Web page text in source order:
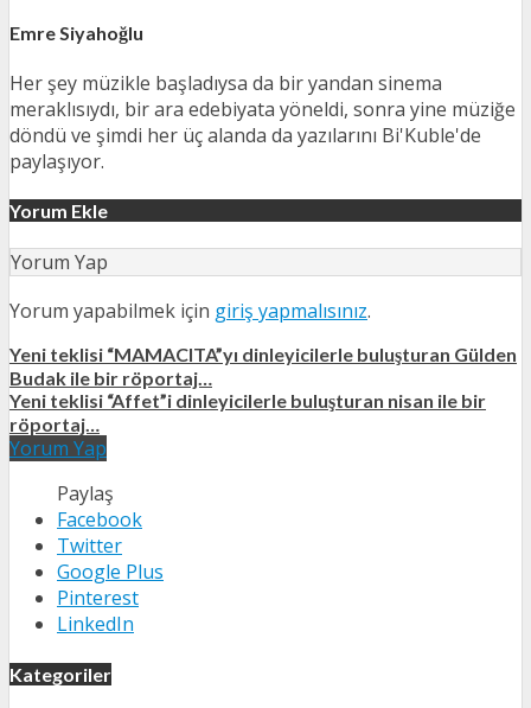
Emre Siyahoğlu
Her şey müzikle başladıysa da bir yandan sinema
meraklısıydı, bir ara edebiyata yöneldi, sonra yine müziğe
döndü ve şimdi her üç alanda da yazılarını Bi'Kuble'de
paylaşıyor.
Yorum Ekle
Yorum Yap
Yorum yapabilmek için giriş yapmalısınız.
Yeni teklisi “MAMACITA”yı dinleyicilerle buluşturan Gülden
Budak ile bir röportaj…
Yeni teklisi “Affet”i dinleyicilerle buluşturan nisan ile bir
röportaj…
Yorum Yap
Paylaş
Facebook
Twitter
Google Plus
Pinterest
LinkedIn
Kategoriler